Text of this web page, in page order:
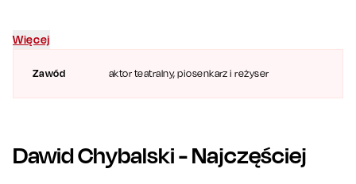
Zawód aktor teatralny, piosenkarz i reżyser
Więcej
Dawid Chybalski- Najczęściej